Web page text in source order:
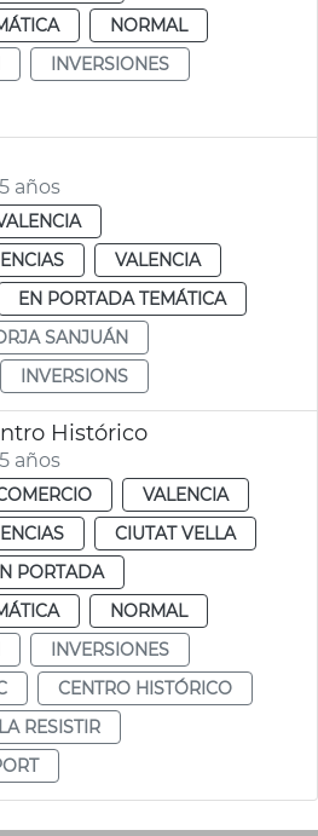
NORMAL
INVERSIONES
años
VALENCIA
EN PORTADA TEMÁTICA
SANJUÁN
INVERSIONS
Histórico
años
VALENCIA
CIUTAT VELLA
PORTADA
NORMAL
INVERSIONES
CENTRO HISTÓRICO
RESISTIR